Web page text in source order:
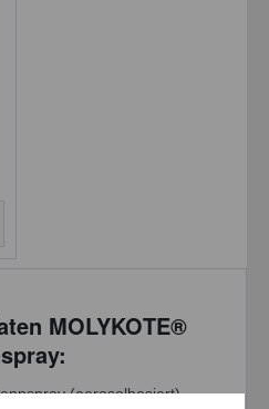
MOLYKOTE®
(aerosolbasiert)